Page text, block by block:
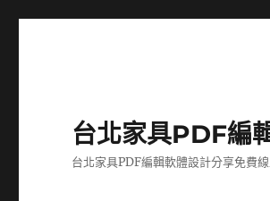
台北家具PDF編
台北家具PDF編輯軟體設計分享免費